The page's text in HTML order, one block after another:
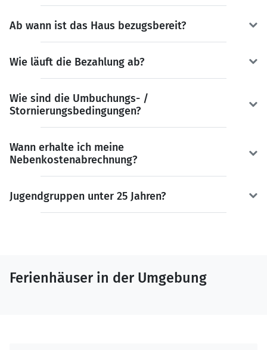
Ab wann ist das Haus bezugsbereit?
Wie läuft die Bezahlung ab?
Wie sind die Umbuchungs- /
Stornierungsbedingungen?
Wann erhalte ich meine
Nebenkostenabrechnung?
Jugendgruppen unter 25 Jahren?
Ferienhäuser in der Umgebung